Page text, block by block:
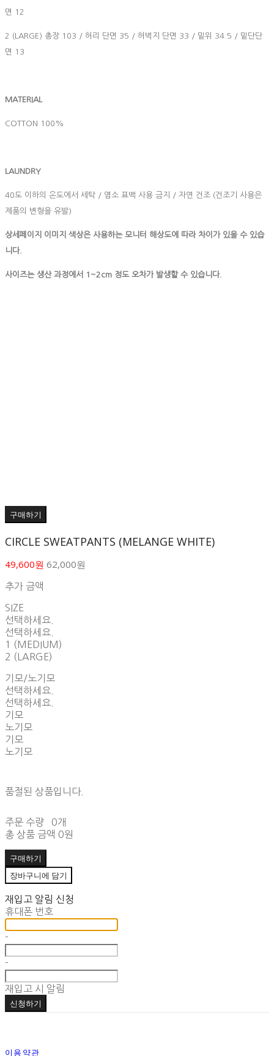
면 12
2 (LARGE) 총장 103 / 허리 단면 35 / 허벅지 단면 33 / 밑위 34.5 / 밑단단
면 13
MATERIAL
COTTON 100%
LAUNDRY
40도 이하의 온도에서 세탁 / 염소 표백 사용 금지 / 자연 건조 (건조기 사용은
제품의 변형을 유발)
상세페이지 이미지 색상은 사용하는 모니터 해상도에 따라 차이가 있을 수 있습
니다.
사이즈는 생산 과정에서 1~2cm 정도 오차가 발생할 수 있습니다.
구매하기
CIRCLE SWEATPANTS (MELANGE WHITE)
49,600원 62,000원
추가 금액
SIZE
선택하세요.
선택하세요.
1 (MEDIUM)
2 (LARGE)
기모/노기모
선택하세요.
선택하세요.
기모
노기모
기모
노기모
품절된 상품입니다.
주문 수량
0개
총 상품 금액 0원
구매하기
장바구니에 담기
재입고 알림 신청
휴대폰 번호
-
-
재입고 시 알림
신청하기
이용약관